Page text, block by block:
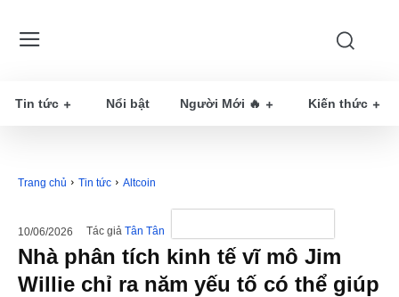
Tin tức Nổi bật Người Mới 🔥 Kiến thức
Trang chủ Tin tức Altcoin
10/06/2026 Tác giả Tân Tân
Nhà phân tích kinh tế vĩ mô Jim
Willie chỉ ra năm yếu tố có thể giúp